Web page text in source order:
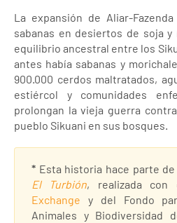
La expansión de Aliar-
sabanas en desiertos de soja
equilibrio ancestral entre los
antes había sabanas y
900.000 cerdos maltratados,
estiércol y comunidades
prolongan la vieja guerra
pueblo Sikuani en sus bosques.
* Esta historia hace parte
El Turbión, realizada con
Exchange y del Fondo
Animales y Biodiversidad